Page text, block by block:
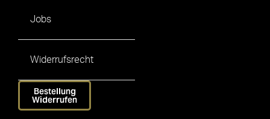
Jobs
Widerrufsrecht
Bestellung
Widerrufen